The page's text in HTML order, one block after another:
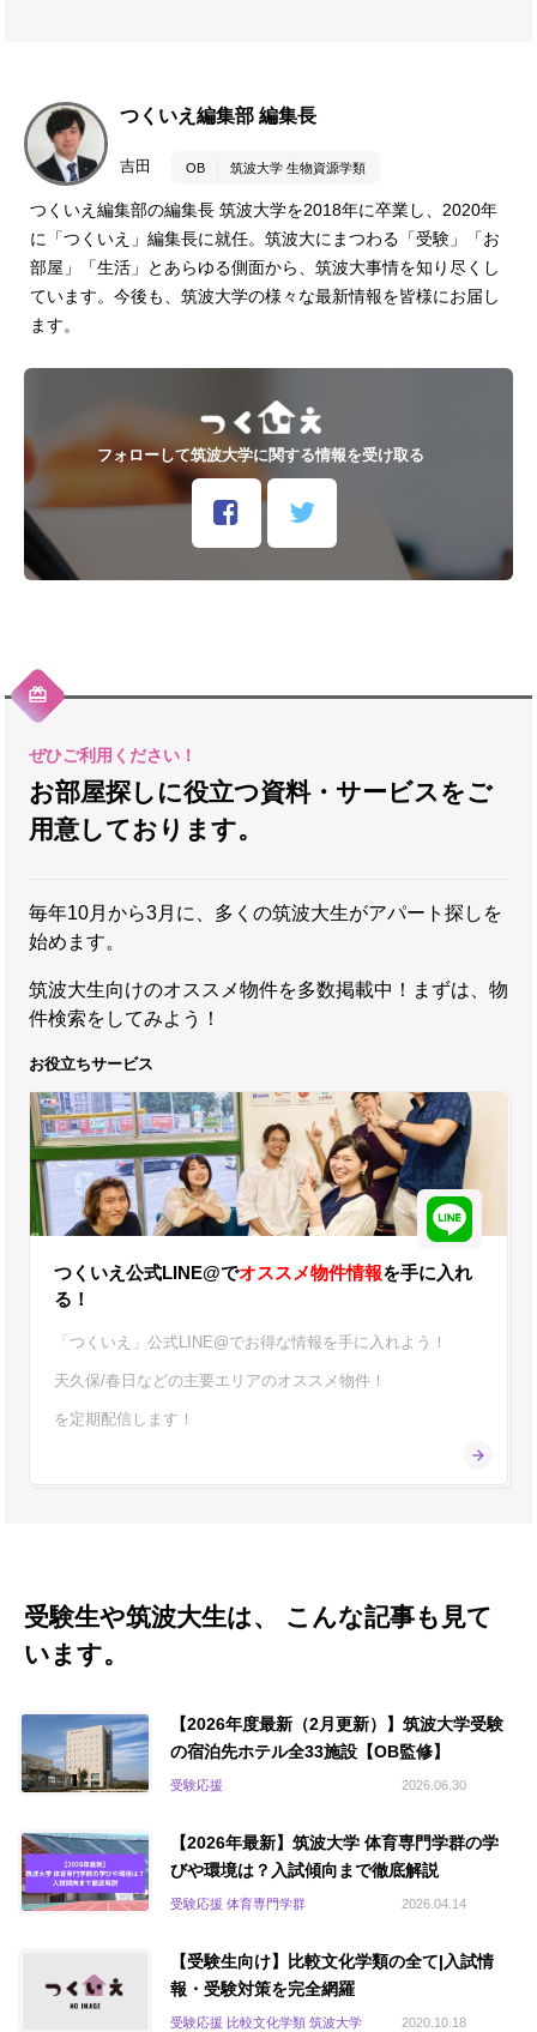
つくいえ編集部 編集長
吉田 OB 筑波大学 生物資源学類
つくいえ編集部の編集長 筑波大学を2018年に卒業し、2020年
に「つくいえ」編集長に就任。筑波大にまつわる「受験」「お
部屋」「生活」とあらゆる側面から、筑波大事情を知り尽くし
ています。今後も、筑波大学の様々な最新情報を皆様にお届し
ます。
フォローして筑波大学に関する情報を受け取る
お部屋探しに役立つ資料・サービスをご
用意しております。
毎年10月から3月に、多くの筑波大生がアパート探しを
始めます。
筑波大生向けのオススメ物件を多数掲載中！まずは、物
件検索をしてみよう！
お役立ちサービス
つくいえ公式LINE@でオススメ物件情報を手に入れ
る！
「つくいえ」公式LINE@でお得な情報を手に入れよう！
天久保/春日などの主要エリアのオススメ物件！
を定期配信します！
受験生や筑波大生は、 こんな記事も見て
います。
【2026年度最新（2月更新）】筑波大学受験
の宿泊先ホテル全33施設【OB監修】
2026.06.30
受験応援
【2026年最新】筑波大学 体育専門学群の学
びや環境は？入試傾向まで徹底解説
2026.04.14
受験応援 体育専門学群
【受験生向け】比較文化学類の全て|入試情
報・受験対策を完全網羅
2020.10.18
受験応援 比較文化学類 筑波大学